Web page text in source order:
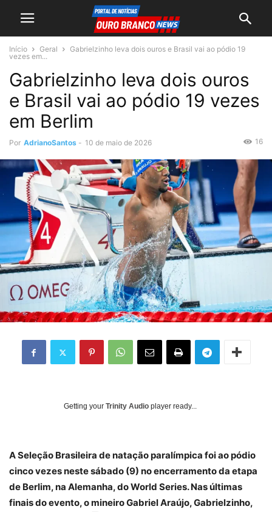
Início Geral
Gabrielzinho leva dois ouros e Brasil vai ao pódio 19
vezes em...
Gabrielzinho leva dois ouros
e Brasil vai ao pódio 19 vezes
em Berlim
Por AdrianoSantos - 10 de maio de 2026 16
Getting your Trinity Audio player ready...
A Seleção Brasileira de natação paralímpica foi ao pódio
cinco vezes neste sábado (9) no encerramento da etapa
de Berlim, na Alemanha, do World Series. Nas últimas
finais do evento, o mineiro Gabriel Araújo, Gabrielzinho,